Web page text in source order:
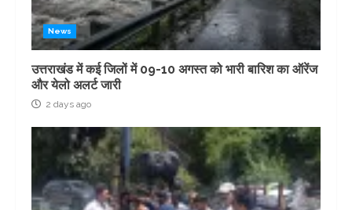
News
उत्तराखंड में कई जिलों में 09-10 अगस्त को भारी बारिश का ऑरेंज
और येलो अलर्ट जारी
2 days ago